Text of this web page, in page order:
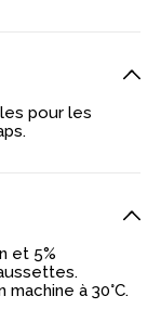
pour les
et 5%
à 30°C.